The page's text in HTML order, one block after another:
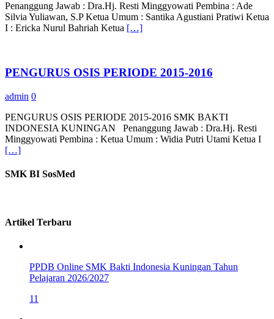
Penanggung Jawab : Dra.Hj. Resti Minggyowati Pembina : Ade
Silvia Yuliawan, S.P Ketua Umum : Santika Agustiani Pratiwi Ketua
I : Ericka Nurul Bahriah Ketua […]
PENGURUS OSIS PERIODE 2015-2016
admin 0
PENGURUS OSIS PERIODE 2015-2016 SMK BAKTI
INDONESIA KUNINGAN Penanggung Jawab : Dra.Hj. Resti
Minggyowati Pembina : Ketua Umum : Widia Putri Utami Ketua I
[…]
SMK BI SosMed
Artikel Terbaru
PPDB Online SMK Bakti Indonesia Kuningan Tahun
Pelajaran 2026/2027
11